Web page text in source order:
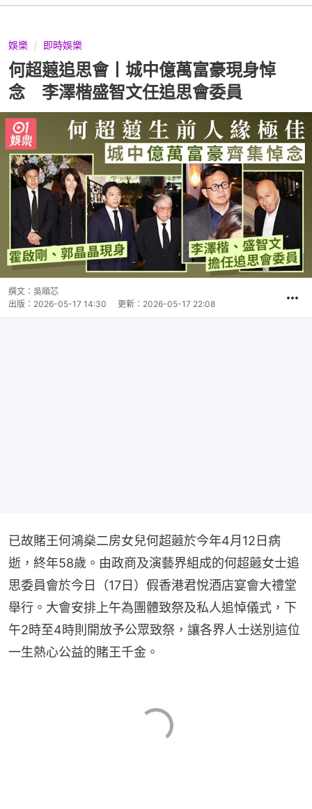
娛樂 即時娛樂
何超蕸追思會丨城中億萬富豪現身悼
念 李澤楷盛智文任追思會委員
撰文： 吳順芯
出版： 2026-05-17 14:30 更新： 2026-05-17 22:08
已故賭王何鴻燊二房女兒何超蕸於今年4月12日病
逝，終年58歲。由政商及演藝界組成的何超蕸女士追
思委員會於今日（17日）假香港君悅酒店宴會大禮堂
舉行。大會安排上午為團體致祭及私人追悼儀式，下
午2時至4時則開放予公眾致祭，讓各界人士送別這位
一生熱心公益的賭王千金。